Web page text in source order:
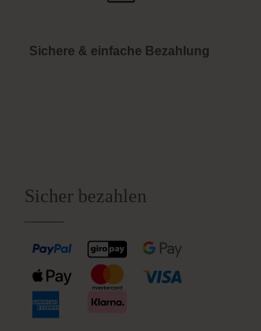
Sichere & einfache Bezahlung
Sicher bezahlen